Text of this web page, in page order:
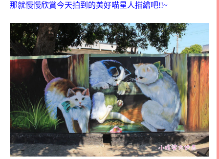
那就慢慢欣賞今天拍到的美好喵星人描繪吧!!~